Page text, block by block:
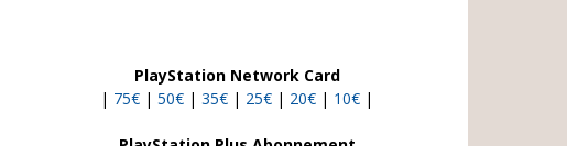
PlayStation Network Card
| 75€ | 50€ | 35€ | 25€ | 20€ | 10€ |